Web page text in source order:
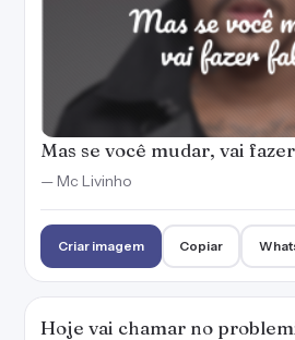
Mas se você mudar, vai
— Mc Livinho
Criar imagem Copiar
Hoje vai chamar no